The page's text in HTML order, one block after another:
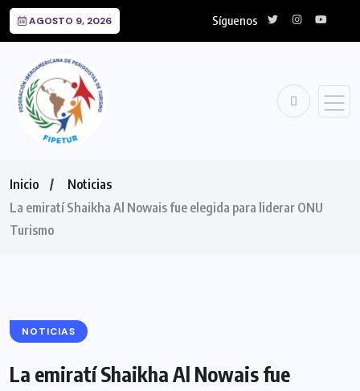
AGOSTO 9, 2026 Síguenos
Inicio
Noticias
La emiratí Shaikha Al Nowais fue elegida para liderar ONU
Turismo
NOTICIAS
La emiratí Shaikha Al Nowais fue